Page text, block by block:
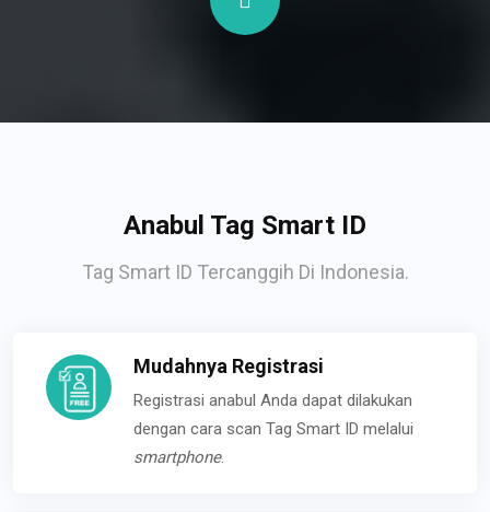
Anabul Tag Smart ID
Tag Smart ID Tercanggih Di Indonesia.
Mudahnya Registrasi
Registrasi anabul Anda dapat dilakukan
dengan cara scan Tag Smart ID melalui
smartphone.